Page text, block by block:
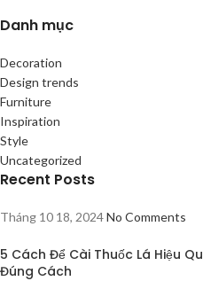
Danh mục
Decoration
Design trends
Furniture
Inspiration
Style
Uncategorized
Recent Posts
Tháng 10 18, 2024No Comments
5 Cách Để Cài Thuốc Lá Hiệu
Đúng Cách